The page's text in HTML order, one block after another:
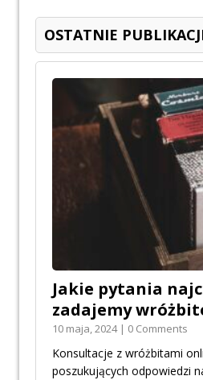
OSTATNIE
Jakie pytania
zadajemy
10 maja, 2024 | 0 Comments
Konsultacje z wróżbitami
poszukujących odpowiedzi